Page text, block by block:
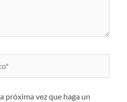
próxima vez que haga un